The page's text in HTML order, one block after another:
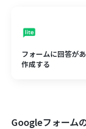
フォームに回答が
作成する
Googleフォーム